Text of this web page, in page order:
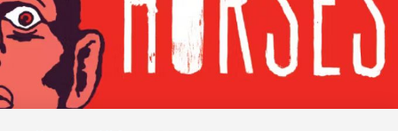
A játék készítői bedobták a
gyeplőt, hogy megbokrosodott
lovakként vágtassunk a pokol
legmélyebb bugyraiba.